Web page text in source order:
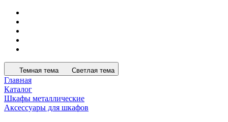
Темная тема Светлая тема
Главная
Каталог
Шкафы металлические
Аксессуары для шкафов